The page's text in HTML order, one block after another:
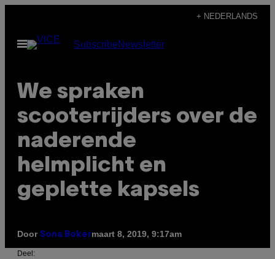
de
+ NEDERLANDS
Open
menu
SubscribeNewsletter
We spraken
scooterrijders over de
naderende
helmplicht en
geplette kapsels
Door Sona Bokermaart 8, 2019, 9:17am
Deel: